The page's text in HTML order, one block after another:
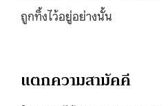
ถูกทิ้งไว้อยู่อย่างนั้น
แตกความสามัคคี